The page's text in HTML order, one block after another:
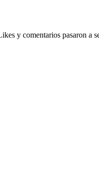
y comentarios pasaron